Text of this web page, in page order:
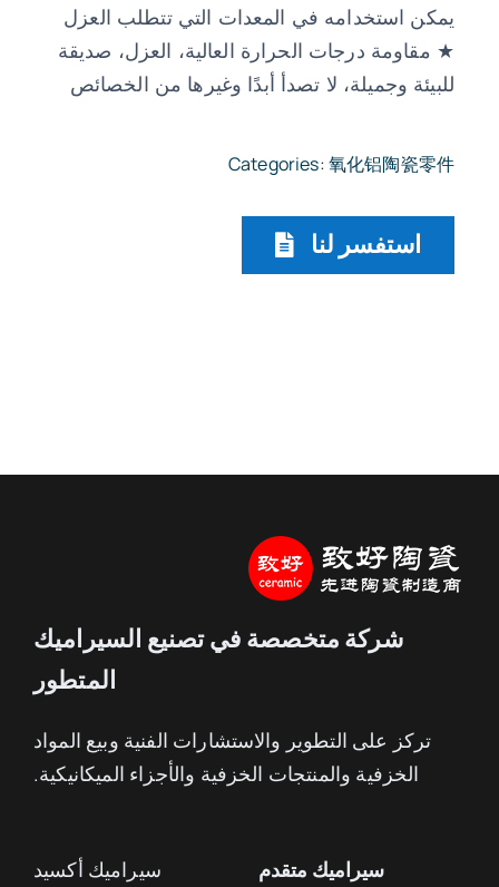
يمكن استخدامه في المعدات التي تتطلب العزل
★ مقاومة درجات الحرارة العالية، العزل، صديقة
للبيئة وجميلة، لا تصدأ أبدًا وغيرها من الخصائص
Categories:氧化铝陶瓷零件
استفسر لنا
شركة متخصصة في تصنيع السيراميك
المتطور
تركز على التطوير والاستشارات الفنية وبيع المواد
الخزفية والمنتجات الخزفية والأجزاء الميكانيكية.
سيراميك متقدم
سيراميك أكسيد